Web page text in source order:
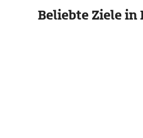
Beliebte Ziele in